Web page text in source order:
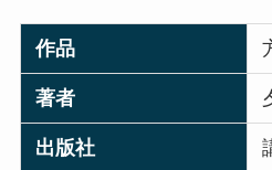
作品
著者
出版社